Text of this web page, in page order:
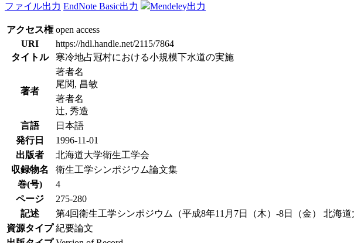
ファイル出力 EndNote Basic出力 Mendeley出力
アクセス権 open access
URI
https://hdl.handle.net/2115/7864
タイトル
寒冷地占冠村における小規模下水道の実施
著者
著者名
尾関, 昌敏
著者名
辻, 秀造
言語
日本語
発行日
1996-11-01
出版者
北海道大学衛生工学会
収録物名
衛生工学シンポジウム論文集
巻(号)
4
ページ
275-280
記述
第4回衛生工学シンポジウム（平成8年11月7日（木）-8日（金） 北海
資源タイプ 紀要論文